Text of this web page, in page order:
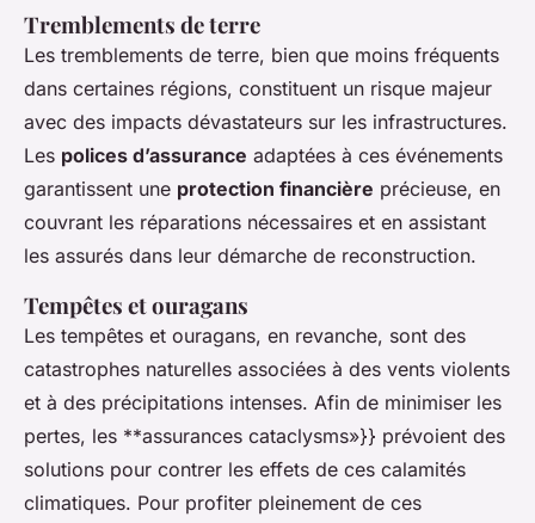
Tremblements de terre
Les tremblements de terre, bien que moins fréquents
dans certaines régions, constituent un risque majeur
avec des impacts dévastateurs sur les infrastructures.
Les polices d’assurance adaptées à ces événements
garantissent une protection financière précieuse, en
couvrant les réparations nécessaires et en assistant
les assurés dans leur démarche de reconstruction.
Tempêtes et ouragans
Les tempêtes et ouragans, en revanche, sont des
catastrophes naturelles associées à des vents violents
et à des précipitations intenses. Afin de minimiser les
pertes, les **assurances cataclysms»}} prévoient des
solutions pour contrer les effets de ces calamités
climatiques. Pour profiter pleinement de ces